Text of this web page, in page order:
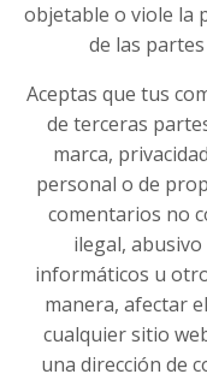
objetable o viole la
de las
Aceptas que tus
de terceras
marca,
personal o de
comentarios no
ilegal,
informáticos u
manera, afectar
cualquier sitio
una dirección de